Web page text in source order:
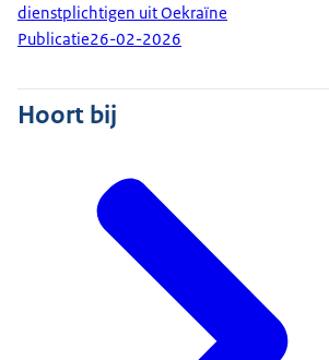
dienstplichtigen uit Oekraïne
Publicatie26-02-2026
Hoort bij